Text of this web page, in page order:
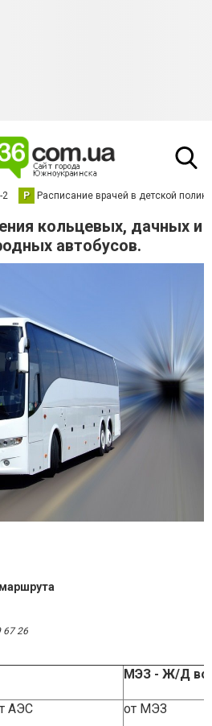
2 Р Расписание врачей в детской
кольцевых, дачных и
автобусов.
67 26
МЭЗ - Ж/Д
АЭС от МЭЗ